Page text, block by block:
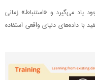
یاد می‌گیرد و «استنباط» زمانی
داده‌های دنیای واقعی استفاده